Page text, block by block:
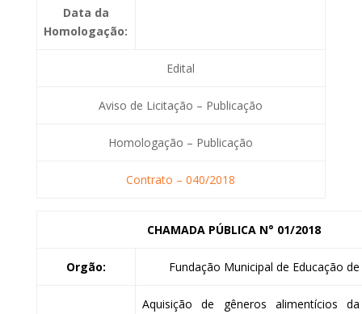
Data da
Homologação:
Edital
Aviso de Licitação – Publicação
Homologação – Publicação
Contrato – 040/2018
CHAMADA PÚBLICA N° 01/2018
Orgão: Fundação Municipal de Educação
Aquisição de gêneros alimentícios